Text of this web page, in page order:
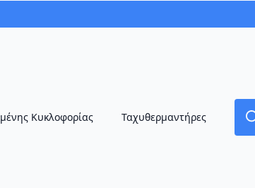
Κυκλοφορίας Ταχυθερμαντήρες